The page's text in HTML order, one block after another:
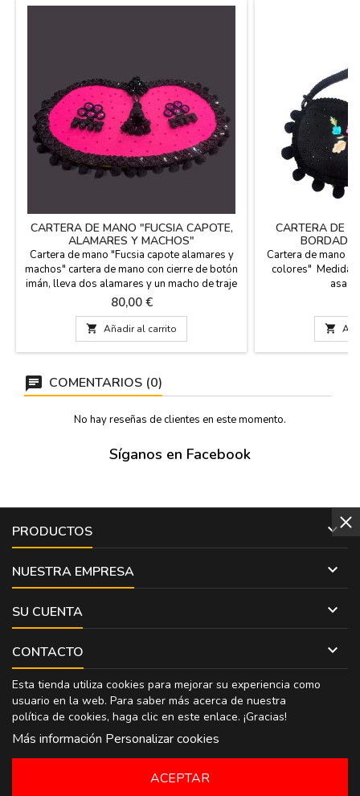
CARTERA DE MANO "FUCSIA CAPOTE,
ALAMARES Y MACHOS"
Cartera de mano "Fucsia capote alamares y
machos" cartera de mano con cierre de botón
imán, lleva dos alamares y un macho de traje
de luces en el centro, hecha a mano. Medida:
30 X 14,5 cm
Precio
80,00 €
 Añadir al carrito
CARTERA DE
Cartera de mano
colores" Medida:
asa :

COMENTARIOS (0)
No hay reseñas de clientes en este momento.
Síganos en Facebook
PRODUCTOS 
NUESTRA EMPRESA 
SU CUENTA 
CONTACTO 
Esta tienda utiliza cookies para mejorar su experiencia como
usuario en la web. Para saber más acerca de nuestra
política de cookies, haga clic en este enlace. ¡Gracias!
Más información Personalizar cookies
ACEPTAR